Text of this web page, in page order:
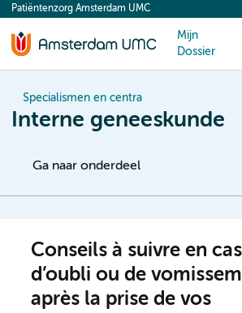
content
Patiëntenzorg Amsterdam UMC
Mijn
Dossier
Specialismen en centra
Interne geneeskunde
Ga naar onderdeel
Conseils à suivre en cas
d’oubli ou de
après la prise de vos